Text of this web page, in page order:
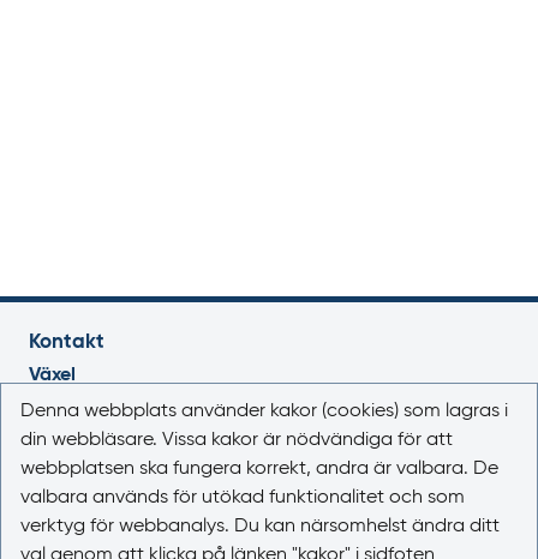
Kontakt
Växel
018-17 46 00
Vardagar 08.00-16.30
E-post
registrator@lakemedelsverket.se
Denna webbplats använder kakor (cookies) som lagras i
din webbläsare. Vissa kakor är nödvändiga för att
webbplatsen ska fungera korrekt, andra är valbara. De
valbara används för utökad funktionalitet och som
verktyg för webbanalys. Du kan närsomhelst ändra ditt